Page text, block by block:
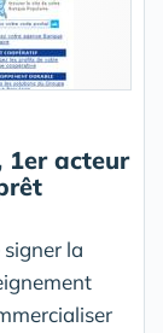
1er acteur
la